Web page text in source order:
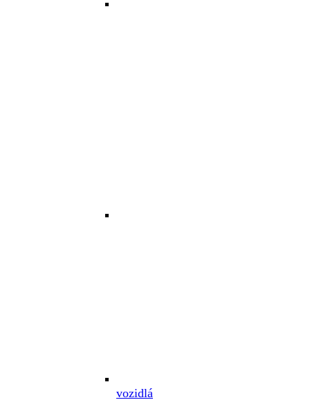
vozidlá